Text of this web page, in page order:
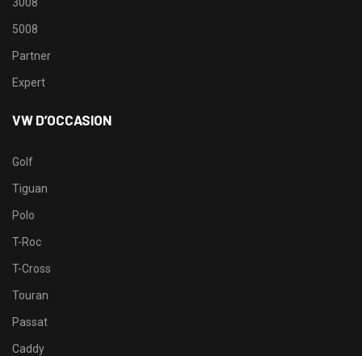
5008
Partner
Expert
VW D’OCCASION
Golf
Tiguan
Polo
T-Roc
T-Cross
Touran
Passat
Caddy